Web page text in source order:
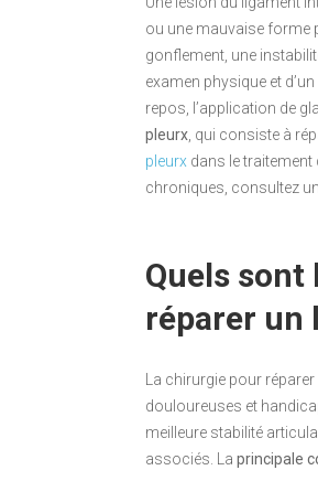
ou une mauvaise forme
gonflement, une
examen physique et
repos, l’application de
pleurx , qui consiste à
pleurx dans le
chroniques, consultez
Quels sont
réparer un
La chirurgie pour
douloureuses et
meilleure stabilité
associés. La principale